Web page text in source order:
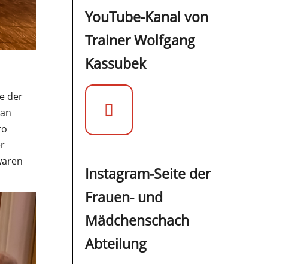
der
YouTube-Kanal von
Trainer Wolfgang
Kassubek
Instagram-Seite der
Frauen- und
Mädchenschach
Abteilung